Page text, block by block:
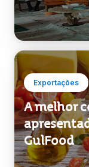
Exportações
A melhor
GulFood